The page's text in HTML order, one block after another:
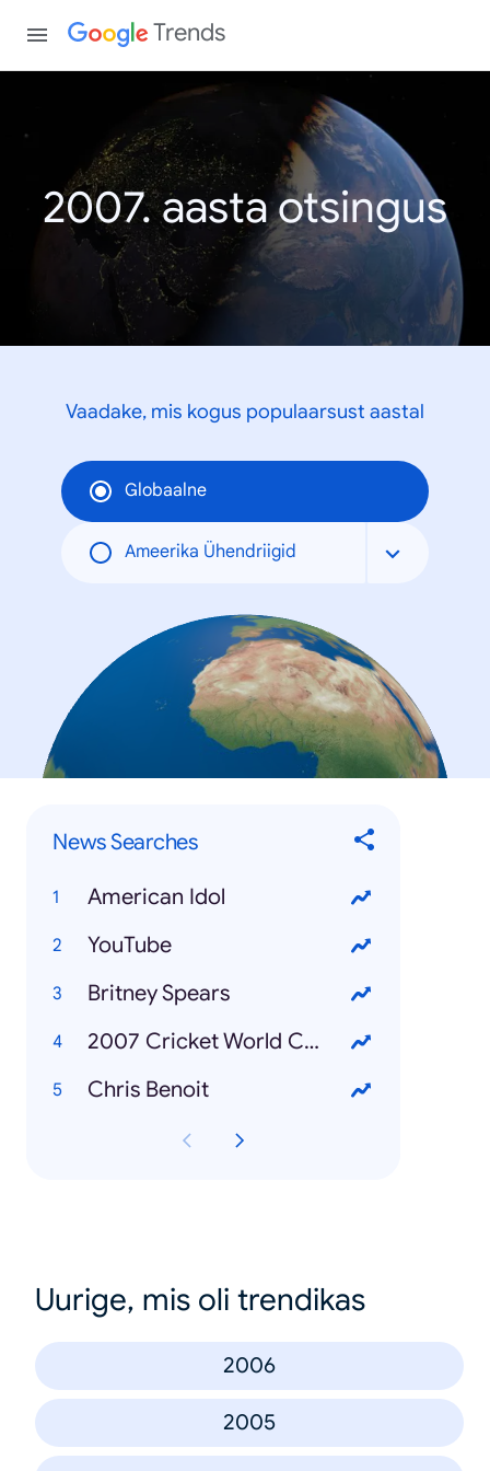
Trends
2007. aasta otsingus
Vaadake, mis kogus populaarsust aastal
Globaalne
Ameerika Ühendriigid
News Searches
American Idol
YouTube
Britney Spears
2007 Cricket World Cup
Chris Benoit
Uurige, mis oli trendikas
2006
2005